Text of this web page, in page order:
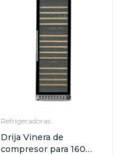
Refrigeradoras
Drija Vinera de
compresor para 160